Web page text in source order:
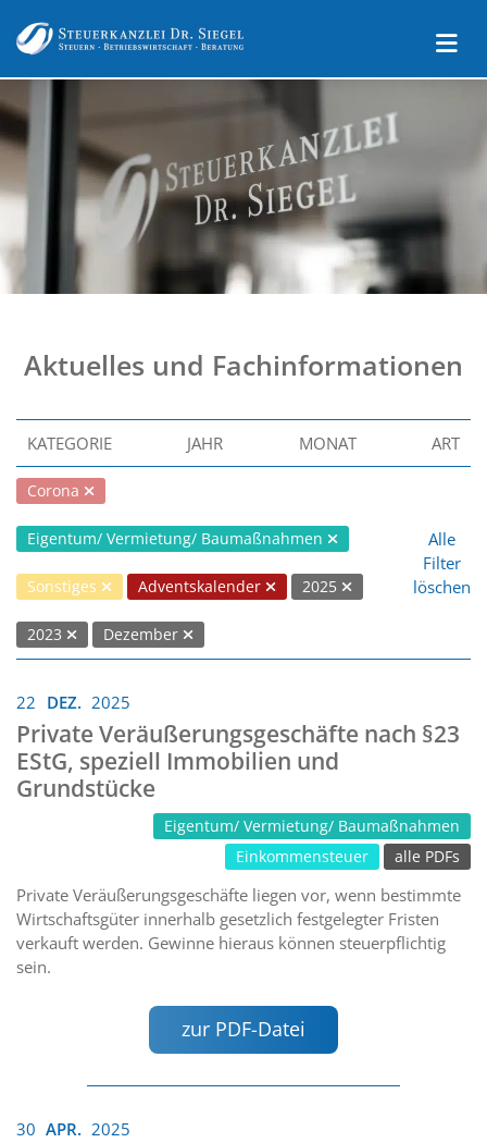
Aktuelles und Fachinformationen
KATEGORIE JAHR MONAT ART
Corona
Eigentum/ Vermietung/ Baumaßnahmen
Sonstiges Adventskalender 2025
2023 Dezember
Alle
Filter
löschen
22 DEZ. 2025
Private Veräußerungsgeschäfte nach §23
EStG, speziell Immobilien und
Grundstücke
Eigentum/ Vermietung/ Baumaßnahmen
Einkommensteuer
alle PDFs
Private Veräußerungsgeschäfte liegen vor, wenn bestimmte
Wirtschaftsgüter innerhalb gesetzlich festgelegter Fristen
verkauft werden. Gewinne hieraus können steuerpflichtig
sein.
zur PDF-Datei
30 APR. 2025